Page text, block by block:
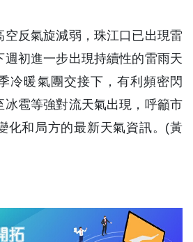
空反氣旋減弱，珠江口已出現雷
週初進一步出現持續性的雷雨天
冷暖氣團交接下，有利頻密閃
冰雹等強對流天氣出現，呼籲市
化和局方的最新天氣資訊。(黃